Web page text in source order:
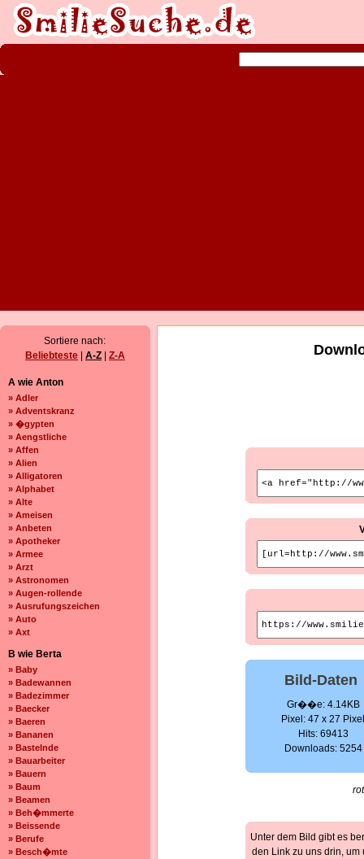
Sortiere nach:
Beliebteste
A-Z Z-A
A wie Anton
» Adler
» Adventskranz
» �gypten
» Aengstliche
» Affen
» Alien
» Alligatoren
» Alphabet
» Alte
» Ameisen
» Anbeten
» Apotheker
» Armee
» Arzt
» Astronomen
» Augen-rollende
» Ausrufungszeichen
» Auto
» Axt
B wie Berta
» Baby
» Badewannen
» Badezimmer
» Baecker
» Baeren
» Bananen
» Bastelnde
» Bauarbeiter
» Bauern
» Baum
» Beamen
» Beh�mmerte
» Beissende
» Berufe
» Besch�mte
Bild-Daten
Gr��e: 4.14KB
Pixel: 47 x 27
Hits: 69413
Downloads: 5254
Unter dem Bild gibt es
den Link zu uns drin,